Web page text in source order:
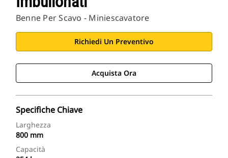
Benne Per Scavo - Miniescavatore
Richiedi Un Preventivo
Acquista Ora
Specifiche Chiave
Larghezza
800 mm
Capacità